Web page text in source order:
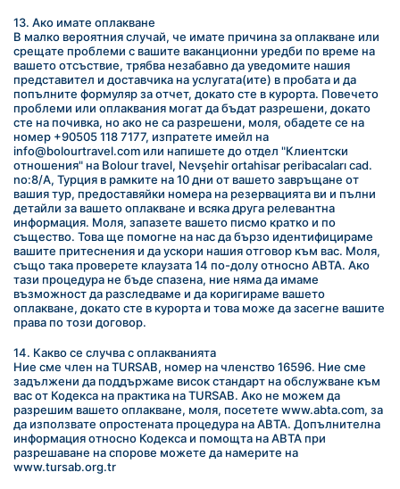
13. Ако имате оплакване
В малко вероятния случай, че имате причина за оплакване или
срещате проблеми с вашите ваканционни уредби по време на
вашето отсъствие, трябва незабавно да уведомите нашия
представител и доставчика на услугата(ите) в пробата и да
попълните формуляр за отчет, докато сте в курорта. Повечето
проблеми или оплаквания могат да бъдат разрешени, докато
сте на почивка, но ако не са разрешени, моля, обадете се на
номер +90505 118 7177, изпратете имейл на
info@bolourtravel.com или напишете до отдел "Клиентски
отношения" на Bolour travel, Nevşehir ortahisar peribacaları cad.
no:8/A, Турция в рамките на 10 дни от вашето завръщане от
вашия тур, предоставяйки номера на резервацията ви и пълни
детайли за вашето оплакване и всяка друга релевантна
информация. Моля, запазете вашето писмо кратко и по
същество. Това ще помогне на нас да бързо идентифицираме
вашите притеснения и да ускори нашия отговор към вас. Моля,
също така проверете клаузата 14 по-долу относно ABTA. Ако
тази процедура не бъде спазена, ние няма да имаме
възможност да разследваме и да коригираме вашето
оплакване, докато сте в курорта и това може да засегне вашите
права по този договор.
14. Какво се случва с оплакванията
Ние сме член на TURSAB, номер на членство 16596. Ние сме
задължени да поддържаме висок стандарт на обслужване към
вас от Кодекса на практика на TURSAB. Ако не можем да
разрешим вашето оплакване, моля, посетете www.abta.com, за
да използвате опростената процедура на ABTA. Допълнителна
информация относно Кодекса и помощта на ABTA при
разрешаване на спорове можете да намерите на
www.tursab.org.tr